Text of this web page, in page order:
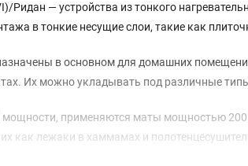
Ридан — устройства из тонкого
в тонкие несущие слои, такие как
в основном для домашних
Их можно укладывать под различные
применяются маты мощностью
как лежаки в хаммамах и